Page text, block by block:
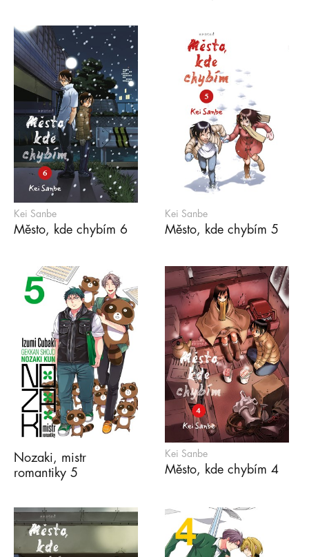
Kei Sanbe
Město, kde chybím 6
Kei Sanbe
Město, kde chybím 5
Nozaki, mistr
romantiky 5
Kei Sanbe
Město, kde chybím 4